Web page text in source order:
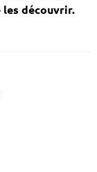
les découvrir.